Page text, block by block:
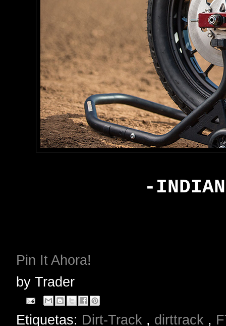
-INDIAN
Pin It Ahora!
by Trader
Etiquetas: Dirt-Track , dirttrack ,